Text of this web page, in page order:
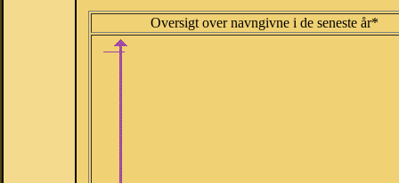
Oversigt over navngivne i de seneste år*